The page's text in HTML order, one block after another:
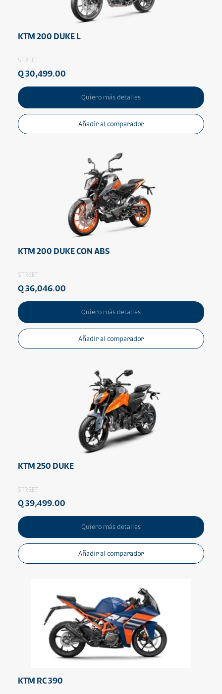
KTM 200 DUKE L
STREET
Q 30,499.00
Quiero más detalles
Añadir al comparador
KTM 200 DUKE CON ABS
STREET
Q 36,046.00
Quiero más detalles
Añadir al comparador
KTM 250 DUKE
STREET
Q 39,499.00
Quiero más detalles
Añadir al comparador
KTM RC 390